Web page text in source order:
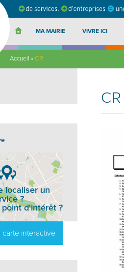
MA MAIRIE VIVRE ICI
Accueil »CR
CR
localiser un
?
d'intérêt ?
interactive